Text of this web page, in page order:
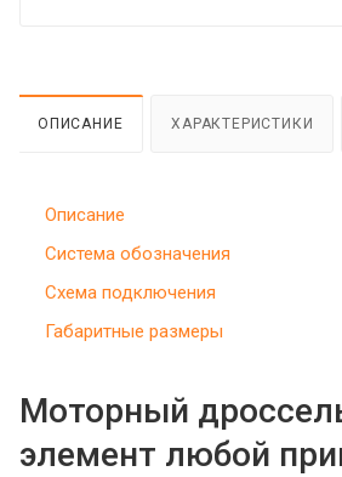
ОПИСАНИЕ ХАРАКТЕРИСТИКИ
Описание
Система обозначения
Схема подключения
Габаритные размеры
Моторный
элемент любой